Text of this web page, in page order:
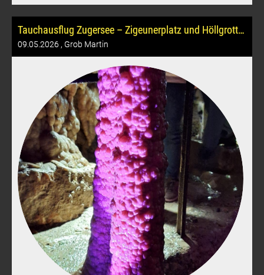
Tauchausflug Zugersee – Zigeunerplatz und Höllgrotten Baar
09.05.2026 , Grob Martin